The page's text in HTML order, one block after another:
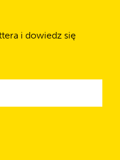
i dowiedz się